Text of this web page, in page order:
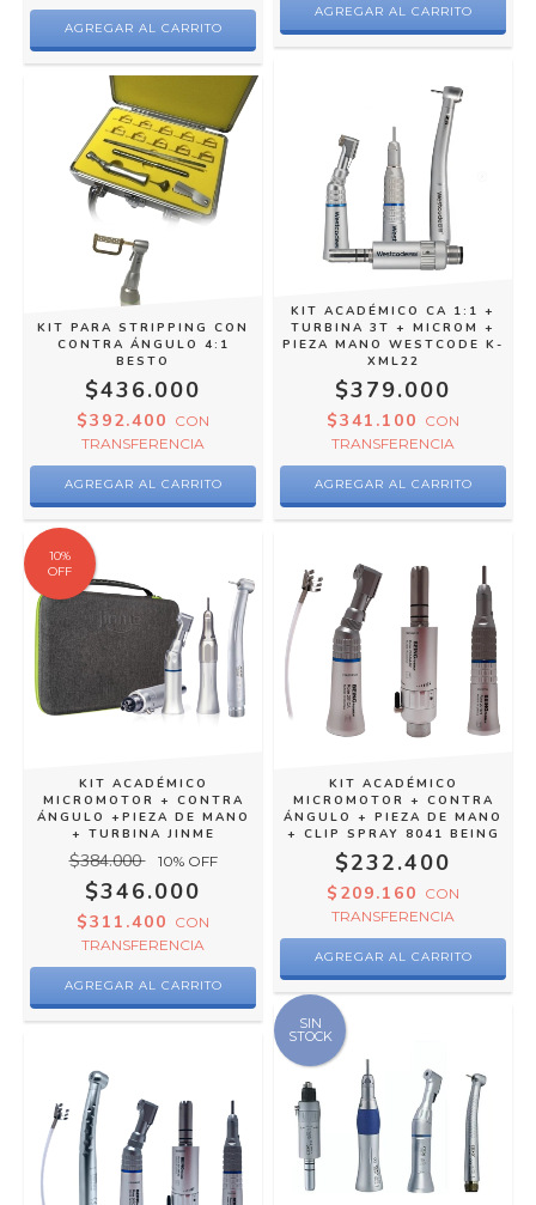
KIT PARA STRIPPING CON
CONTRA ÁNGULO 4:1
BESTO
$436.000
$392.400 CON
TRANSFERENCIA
KIT ACADÉMICO CA 1:1 +
TURBINA 3T + MICROM +
PIEZA MANO WESTCODE K-
XML22
$379.000
$341.100 CON
TRANSFERENCIA
10%
OFF
KIT ACADÉMICO
MICROMOTOR + CONTRA
ÁNGULO +PIEZA DE MANO
+ TURBINA JINME
$384.000 10% OFF
$346.000
$311.400 CON
TRANSFERENCIA
KIT ACADÉMICO
MICROMOTOR + CONTRA
ÁNGULO + PIEZA DE MANO
+ CLIP SPRAY 8041 BEING
$232.400
$209.160 CON
TRANSFERENCIA
SIN
STOCK